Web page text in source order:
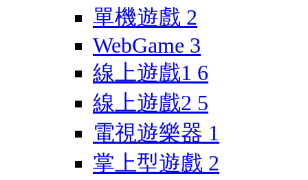
單機遊戲 2
WebGame 3
線上遊戲1 6
線上遊戲2 5
電視遊樂器 1
掌上型遊戲 2